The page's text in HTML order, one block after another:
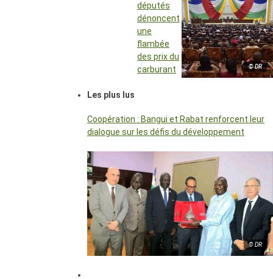
© DR
députés
dénoncent
une
flambée
des prix du
carburant
Les plus lus
Coopération : Bangui et Rabat renforcent leur
dialogue sur les défis du développement
© DR